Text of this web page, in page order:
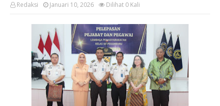
Redaksi Dilihat 0 Kali
Januari 10, 2026